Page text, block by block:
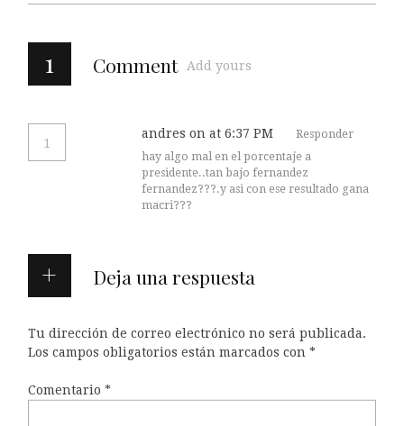
1 Comment Add yours
1
andres on at 6:37 PM
Responder
hay algo mal en el porcentaje a
presidente..tan bajo fernandez
fernandez???.y asi con ese resultado gana
macri???
Deja una respuesta
Tu dirección de correo electrónico no será publicada.
Los campos obligatorios están marcados con *
Comentario *